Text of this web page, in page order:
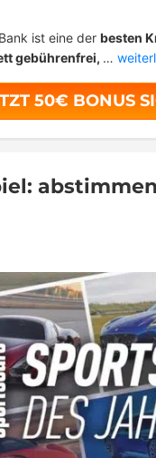
ist eine der besten
gebührenfrei, …
50€ BONUS